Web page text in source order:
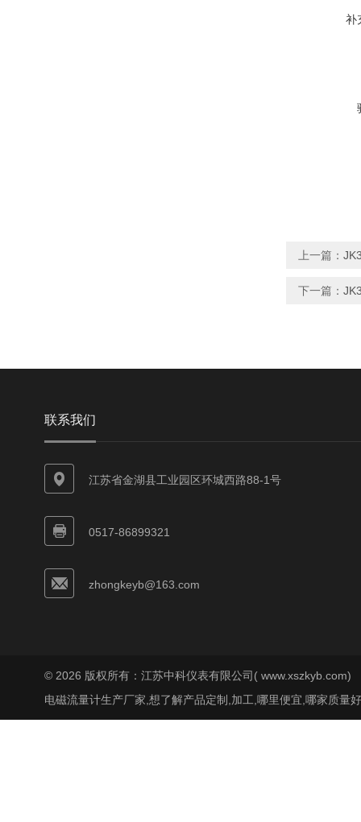
补
上一篇：
下一篇：
联系我们
江苏省金湖县工业园区环城西路88-1号
0517-86899321
zhongkeyb@163.com
© 2026 版权所有：江苏中科仪表有限公司( www.xszkyb.com)
电磁流量计生产厂家,想了解产品定制,加工,哪里便宜,哪家质量